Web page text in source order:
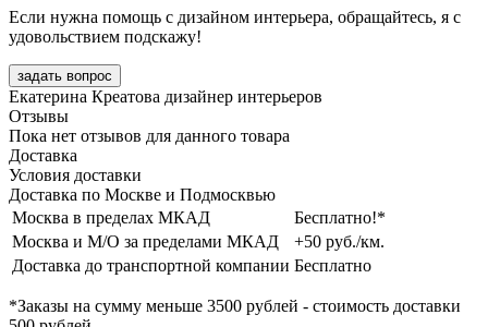
Если нужна помощь с дизайном интерьера, обращайтесь, я с
удовольствием подскажу!
задать вопрос
Екатерина Креатова дизайнер интерьеров
Отзывы
Пока нет отзывов для данного товара
Доставка
Условия доставки
Доставка по Москве и Подмосквью
Москва в пределах МКАД
Бесплатно!*
Москва и М/О за пределами МКАД
+50 руб./км.
Доставка до транспортной компании Бесплатно
*Заказы на сумму меньше 3500 рублей - стоимость доставки